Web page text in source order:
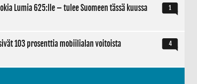
1
Lumia 625:lle – tulee Suomeen tässä kuussa
4
103 prosenttia mobiilialan voitoista